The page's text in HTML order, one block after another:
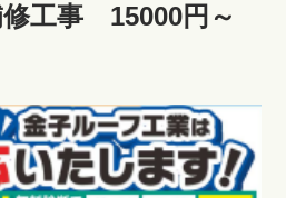
工事 15000円～